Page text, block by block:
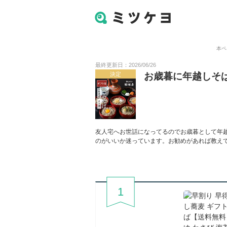
本
最終更新日：2026/06/26
決定
お歳暮に年越しそ
友人宅へお世話になってるのでお歳暮として
のがいいか迷っています。お勧めがあれば教え
1